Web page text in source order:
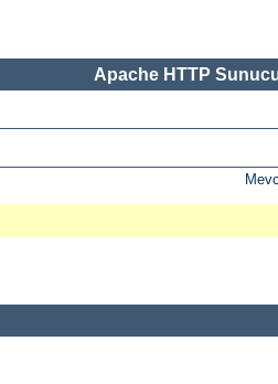
Apache HTTP